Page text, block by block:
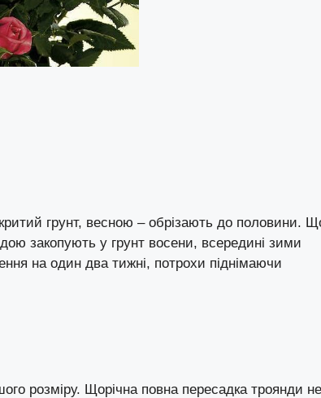
грунт, весною – обрізають до половини.
закопують у грунт восени, всередині зими
на один два тижні, потрохи піднімаючи
розміру. Щорічна повна пересадка троянди не